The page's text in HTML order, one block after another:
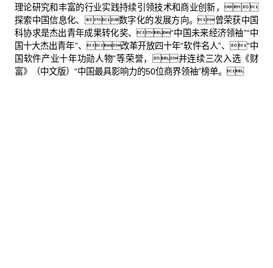
理论研究和丰富的行业实践持续引领技术和商业创新，
探索中国信息化、数字化的发展方向。曾荣获中国
科协求是杰出青年成果转化奖、“中国未来经济领袖”“中
国十大杰出青年”、改革开放四十年“软件名人”、“中
国软件产业十年功勋人物”等荣誉，并连续三次入选《财
富》（中文版）“中国最具影响力的50位商界领袖”榜单。